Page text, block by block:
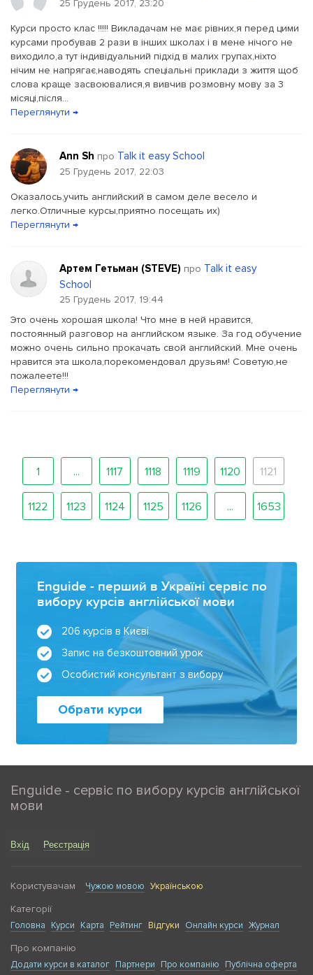
25 Грудень 2017, 23:20
Курси просто клас !!!!! Викладачам не має рівних,я перед цими
курсами пробував 2 рази в інших школах і в мене нічого не
виходило,а тут індивідуальний підхід в малих групах,ніхто
нічим не напрягає,наводять спеціальні приклади з життя щоб
слова краще засвоювалися,я вивчив розмовну мову за 3
місяці,після...
Переглянути →
Ann Sh про Talk it easy School
25 Грудень 2017, 22:03
Оказалось,учить английский в самом деле весело и
легко.Отличные курсы,приятно посещать их)
Переглянути →
Артем Гетьман (STEVE) про Talk it easy
School
25 Грудень 2017, 19:44
Это очень хорошая школа! Что мне в ней нравится,
постоянный разговор на английском языке. За год обучение
можно очень сильно прокачать свой английский. Мне очень
нравится эта школа,порекомендовал друзьям! Советую,не
пожалеете!!!
Переглянути →
1 ... 1117 1118 1119 1120 1121
1122 1123 1124 1125 1126 ... 1653
Enguide - перший в Україні сервіс по
вибору курсів англійської мови
206 курсів в Києві
Запис на безкоштовний урок
Особистий консультант з вибору
Обрати курси
Enguide - сервіс по вибору курсів англійської
мови
Вхід Реєстрація
Користувачам Чужою мовою Українською
Категорії
Головна Курси Карта Рейтинг Відгуки Онлайн курси Журнал
Про компанію
Додати курси в каталог Партнери Про компанію Публічна оферта